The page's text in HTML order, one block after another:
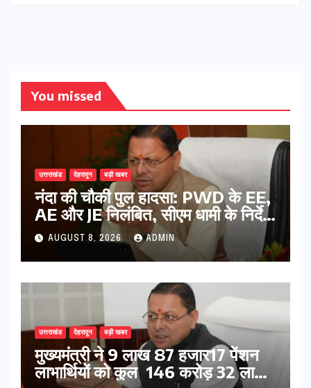
You missed
उत्तराखंड देहरादून बड़ी खबर
नंदा की चौकी पुल हादसा: PWD के EE,
AE और JE निलंबित, सीएम धामी के निर्देश
पर सख्त कार्रवाई
AUGUST 8, 2026 ADMIN
उत्तराखंड देहरादून बड़ी खबर
मुख्यमंत्री ने 9 लाख 87 हजार17 पेंशन
लाभार्थियों को कुल 146 करोड़ 32 लाख